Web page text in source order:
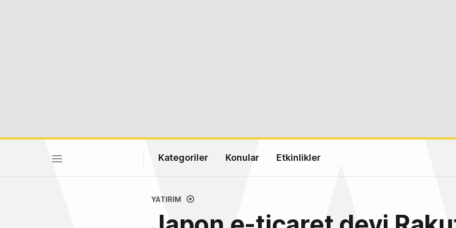
Kategoriler Konular Etkinlikler
YATIRIM